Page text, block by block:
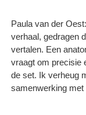
Paula van der
verhaal, gedragen
vertalen. Een
vraagt om precisie
de set. Ik verheug
samenwerking met